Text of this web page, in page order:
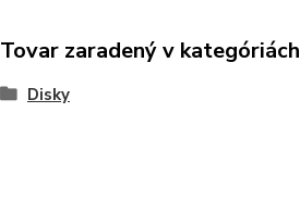
Tovar zaradený v kategóriách
Disky